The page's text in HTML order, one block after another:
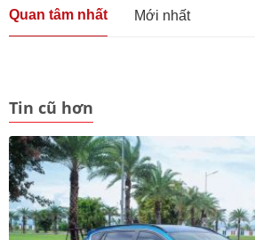
Quan tâm nhất Mới nhất
Tin cũ hơn